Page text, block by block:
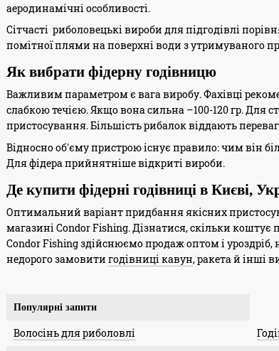
аеродинамічні особливості.
Сітчасті риболовецькі вироби для підгодівлі
помітної плями на поверхні води з утримуваного
Як вибрати фідерну годівницю
Важливим параметром є вага виробу. Фахівці
слабкою течією. Якщо вона сильна –100-120 гр. Для
пристосування. Більшість рибалок віддають
Відносно об'єму пристрою існує правило: чим він
Для фідера прийнятніше відкриті вироби.
Де купити фідерні годівниці в Києві,
Оптимальний варіант придбання якісних
магазині Condor Fishing. Дізнатися, скільки
Condor Fishing здійснюємо продаж оптом і
недорого замовити годівниці кавун, ракета й інші
Популярні запити
Волосінь для риболовлі